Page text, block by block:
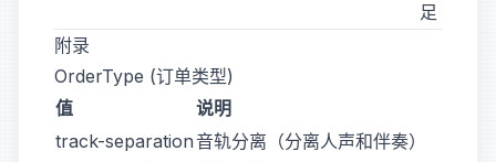
足
附录
OrderType (订单类型)
值
说明
track-separation音轨分离（分离人声和伴奏）